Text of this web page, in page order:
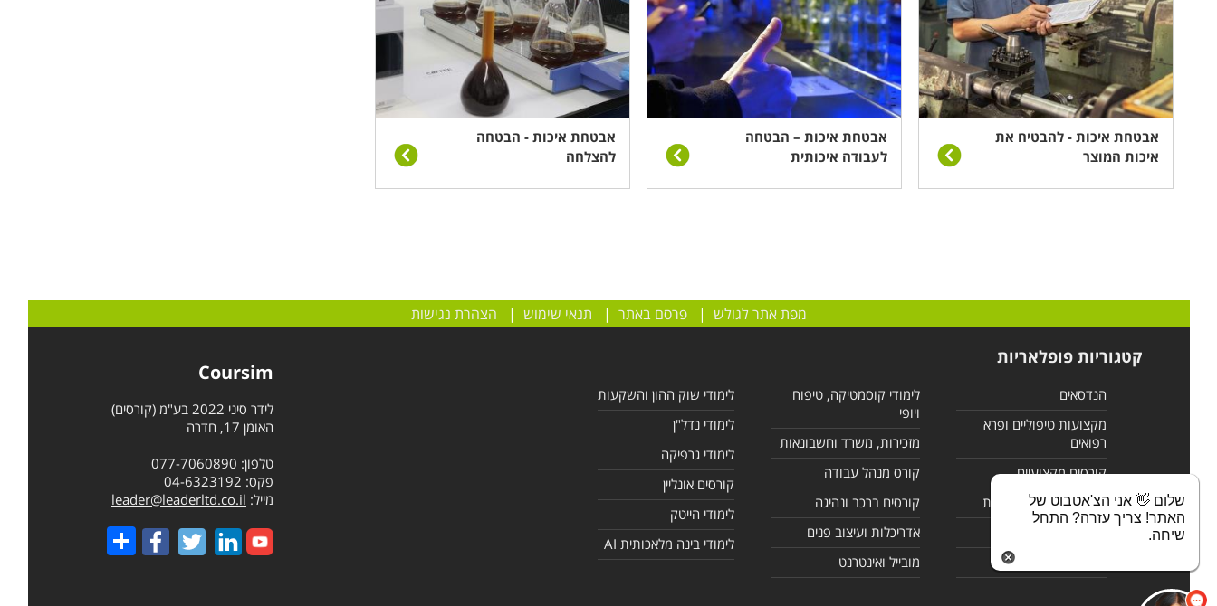
אבטחת איכות - להבטיח את
איכות המוצר
אבטחת איכות – הבטחה
לעבודה איכותית
אבטחת איכות - הבטחה
להצלחה
מפת אתר לגולש |פרסם באתר | תנאי שימוש | הצהרת נגישות
קטגוריות פופלאריות
הנדסאים
מקצועות טיפוליים ופרא
רפואים
קורסים מקצועיים
לימודי מחשבים ורשתות
לימודי קוסמטיקה, טיפוח
ויופי
מזכירות, משרד וחשבונאות
קורס מנהל עבודה
קורסים ברכב ונהיגה
אדריכלות ועיצוב פנים
מובייל ואינטרנט
לימודי שוק ההון והשקעות
לימודי נדל"ן
לימודי גרפיקה
קורסים אונליין
לימודי הייטק
לימודי בינה מלאכותית AI
Coursim
לידר סיני 2022 בע"מ (קורסים)
האומן 17, חדרה
טלפון: 077-7060890
פקס: 04-6323192
מייל: leader@leaderltd.co.il
Share
שלום 👋 אני הצ'אטבוט של
האתר! צריך עזרה? התחל
שיחה.